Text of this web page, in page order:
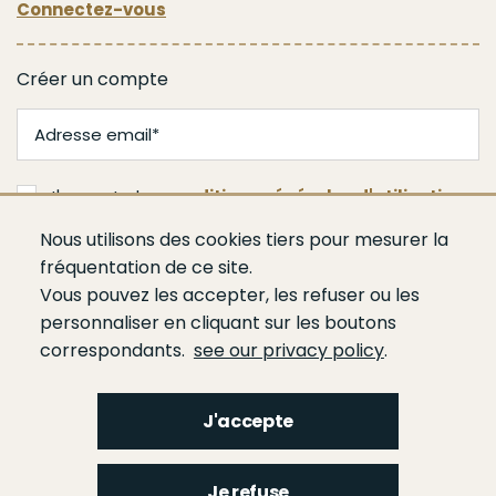
Nous utilisons des cookies tiers pour mesurer la
fréquentation de ce site.
Vous pouvez les accepter, les refuser ou les
personnaliser en cliquant sur les boutons
correspondants. see our privacy policy.
J'accepte
Connectez-vous
Créer un compte
J'accepte lesconditions générales d'utilisation
Valider
Qui sommes-nous ?Espace presseAgendaPublicationsBâtiment